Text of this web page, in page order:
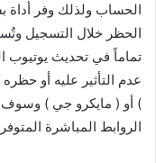
الحساب ولذلك وفر
الحظر خلال التسجيل
تماماً في تحديث يوتيوب
) أو ( مايكرو جي ) وسوف
الروابط المباشرة